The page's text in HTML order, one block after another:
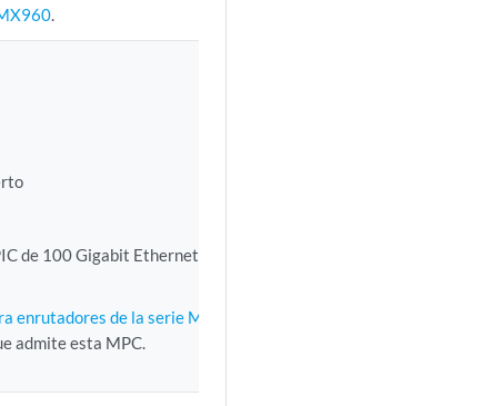
.
de 100 Gigabit Ethernet
enrutadores de la serie MX
admite esta MPC.